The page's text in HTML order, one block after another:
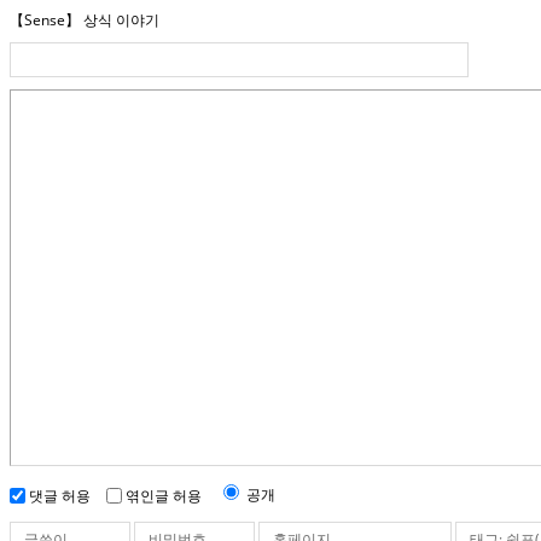
【Sense】 상식 이야기
댓글 허용 엮인글 허용 공개